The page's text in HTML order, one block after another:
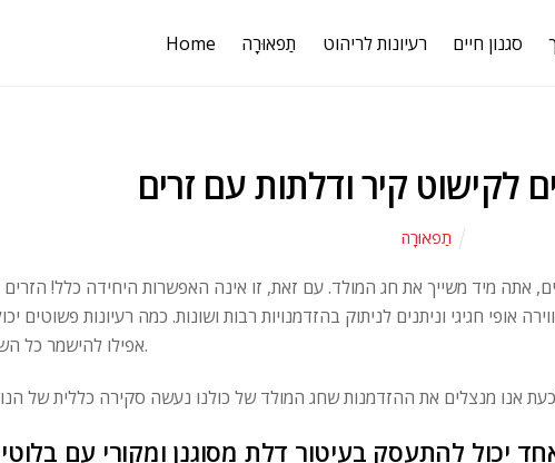
Home תַפאוּרָה רעיונות לריהוט סגנון חיים
לקישוט קיר ודלתות עם זרים
תַפאוּרָה
אתה מיד משייך את חג המולד. עם זאת, זו אינה האפשרות היחידה כלל!
אופי חגיגי וניתנים לניתוק בהזדמנויות רבות ושונות. כמה רעיונות פשוטים
אפילו להישמר כל השנה.